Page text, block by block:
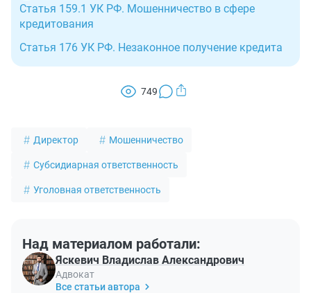
Статья 159.1 УК РФ. Мошенничество в сфере
кредитования
Статья 176 УК РФ. Незаконное получение кредита
749
Директор Мошенничество
Субсидиарная ответственность
Уголовная ответственность
Над материалом работали:
Яскевич Владислав Александрович
Адвокат
Все статьи автора